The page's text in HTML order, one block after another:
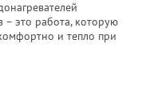
– это работа, которую
и тепло при